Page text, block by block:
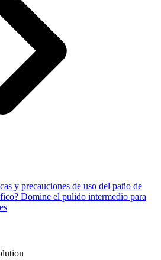
y precauciones de uso del paño de
Domine el pulido intermedio para